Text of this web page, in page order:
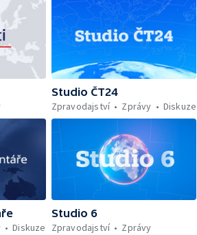
Studio ČT24
Zpravodajství
Zprávy Diskuze
Diskuze
Studio 6
Zpravodajství
Zprávy